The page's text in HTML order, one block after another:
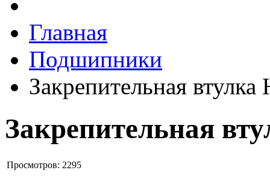
Ивантеевка, подшипники, пневматика, метизы, техника,
Главная
Подшипники
Закрепительная втулка
Закрепительная
Просмотров: 2295